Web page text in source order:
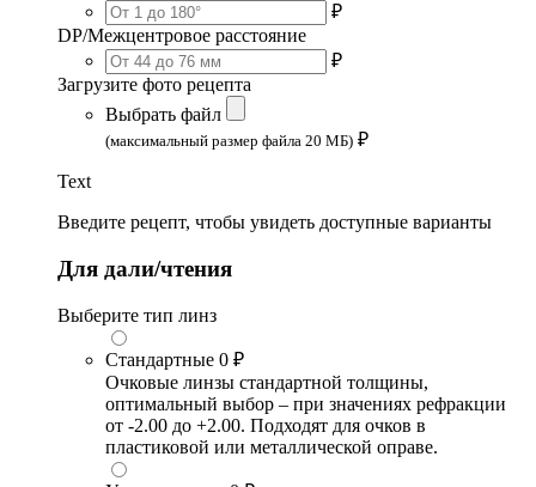
₽
DP/Межцентровое расстояние
₽
Загрузите фото рецепта
Выбрать файл
(максимальный размер файла 20 МБ) ₽
Text
Введите рецепт, чтобы увидеть доступные варианты
Для дали/чтения
Выберите тип линз
Стандартные 0 ₽
Очковые линзы стандартной толщины,
оптимальный выбор – при значениях рефракции
от -2.00 до +2.00. Подходят для очков в
пластиковой или металлической оправе.